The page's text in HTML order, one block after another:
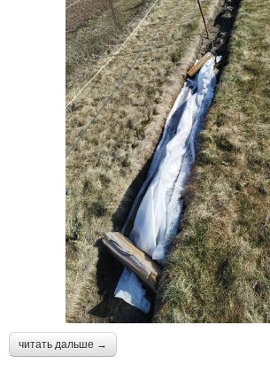
читать дальше →